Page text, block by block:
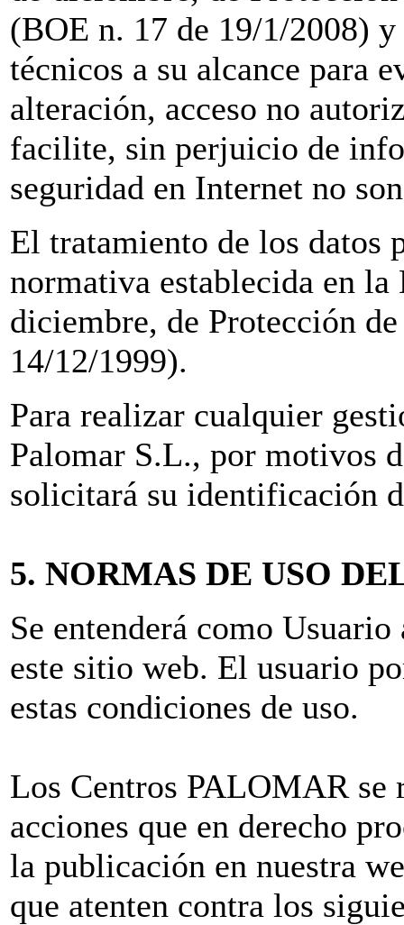
(BOE n. 17 de 19/1/2008)
técnicos a su alcance para
alteración, acceso no
facilite, sin perjuicio de
seguridad en Internet no
El tratamiento de los datos
normativa establecida en
diciembre, de Protección
14/12/1999).
Para realizar cualquier
Palomar S.L., por motivos
solicitará su identificación
5. NORMAS DE USO
Se entenderá como
este sitio web. El usuario
estas condiciones de uso.
Los Centros PALOMAR se
acciones que en derecho
la publicación en nuestra
que atenten contra los